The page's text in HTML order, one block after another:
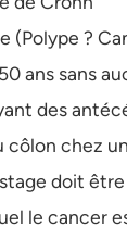
(Polype ?
ans sans
des
côlon chez
doit
le cancer